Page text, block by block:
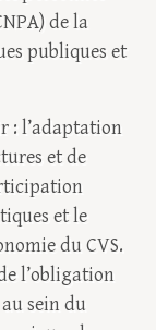
de la
publiques et
: l’adaptation
et de
et le
du CVS.
l’obligation
sein du